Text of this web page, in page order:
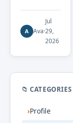
A Ava·
Jul
29,
2026
📁 CATEGORIES
›Profile